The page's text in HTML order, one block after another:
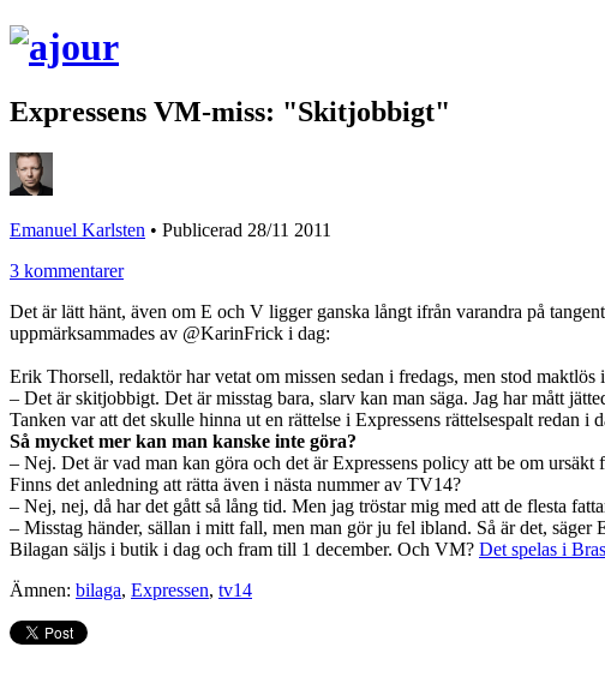
Expressens VM-miss: "Skitjobbigt"
Emanuel Karlsten • Publicerad 28/11 2011
3 kommentarer
Det är lätt hänt, även om E och V ligger ganska långt ifrån varandra på
uppmärksammades av @KarinFrick i dag:
Erik Thorsell, redaktör har vetat om missen sedan i fredags, men stod
– Det är skitjobbigt. Det är misstag bara, slarv kan man säga. Jag har mått
Tanken var att det skulle hinna ut en rättelse i Expressens rättelsespalt redan i
Så mycket mer kan man kanske inte göra?
– Nej. Det är vad man kan göra och det är Expressens policy att be om ursäkt
Finns det anledning att rätta även i nästa nummer av TV14?
– Nej, nej, då har det gått så lång tid. Men jag tröstar mig med att de flesta
– Misstag händer, sällan i mitt fall, men man gör ju fel ibland. Så är det, säger
Bilagan säljs i butik i dag och fram till 1 december. Och VM? Det spelas i
Ämnen: bilaga, Expressen, tv14